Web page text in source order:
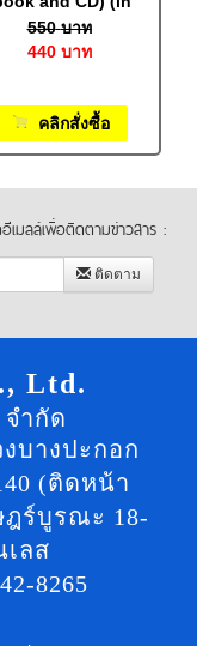
print letters)
550 บาท
440 บาท
คลิกสั่งซื้อ
มลล์เพื่อติดตามข่าวสาร :
ติดตาม
Ltd.
ำกัด
บางปะกอก
(ติดหน้า
ร์บูรณะ 18-
ลส
8265